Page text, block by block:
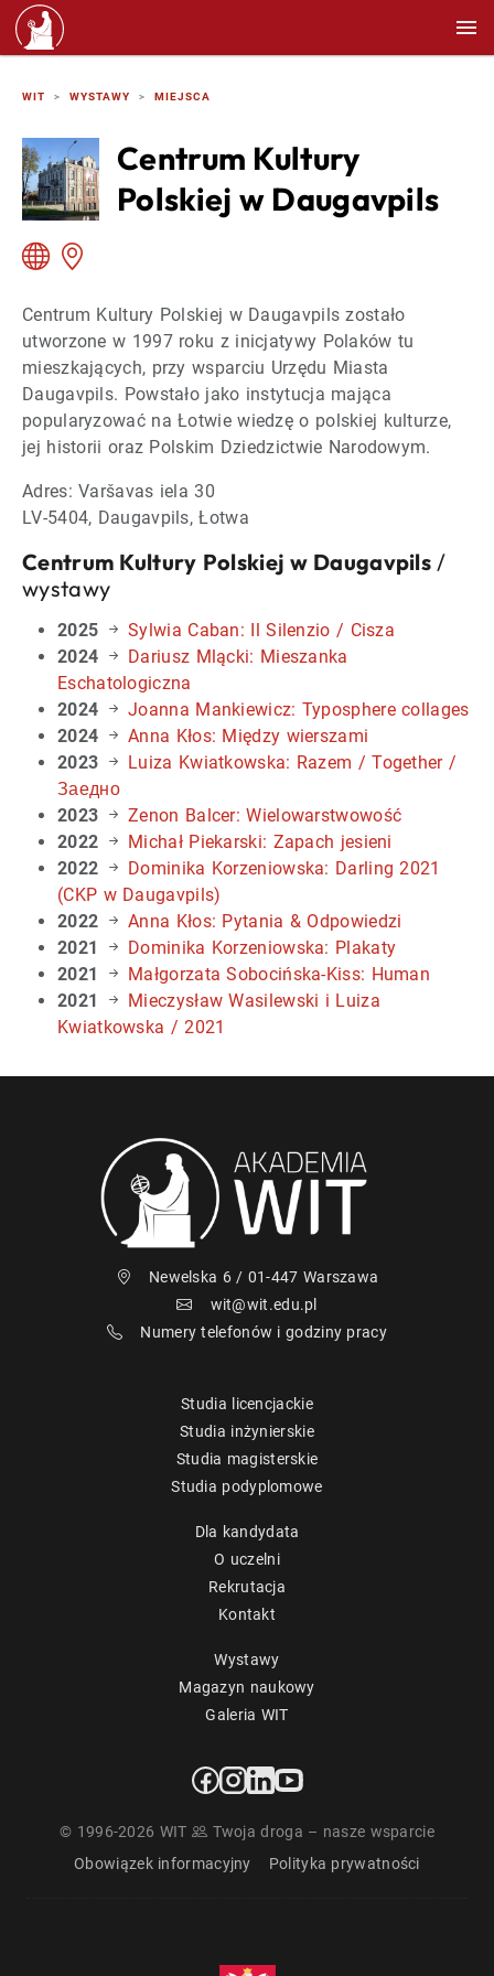
WIT WYSTAWY MIEJSCA
Centrum Kultury
Polskiej w Daugavpils
Centrum Kultury Polskiej w Daugavpils zostało
utworzone w 1997 roku z inicjatywy Polaków tu
mieszkających, przy wsparciu Urzędu Miasta
Daugavpils. Powstało jako instytucja mająca
popularyzować na Łotwie wiedzę o polskiej kulturze,
jej historii oraz Polskim Dziedzictwie Narodowym.
Adres: Varšavas iela 30
LV-5404, Daugavpils, Łotwa
Centrum Kultury Polskiej w Daugavpils /
wystawy
2025
Sylwia Caban: Il Silenzio / Cisza
2024
Dariusz Mlącki: Mieszanka
Eschatologiczna
2024
Joanna Mankiewicz: Typosphere collages
2024
Anna Kłos: Między wierszami
2023
Luiza Kwiatkowska: Razem / Together /
Заедно
2023
Zenon Balcer: Wielowarstwowość
2022
Michał Piekarski: Zapach jesieni
2022
Dominika Korzeniowska: Darling 2021
(CKP w Daugavpils)
2022
Anna Kłos: Pytania & Odpowiedzi
2021
Dominika Korzeniowska: Plakaty
2021
Małgorzata Sobocińska-Kiss: Human
2021
Mieczysław Wasilewski i Luiza
Kwiatkowska / 2021
Newelska 6 / 01-447 Warszawa
wit@wit.edu.pl
Numery telefonów i godziny pracy
Studia licencjackie
Studia inżynierskie
Studia magisterskie
Studia podyplomowe
Dla kandydata
O uczelni
Rekrutacja
Kontakt
Wystawy
Magazyn naukowy
Galeria WIT
© 1996-2026 WIT
Twoja droga – nasze wsparcie
Obowiązek informacyjny
Polityka prywatności